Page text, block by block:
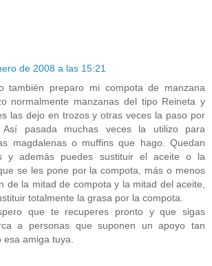
de 2008 a las 15:21
también preparo mi compota de manzana
normalmente manzanas del tipo Reineta y
las dejo en trozos y otras veces la paso por
Así pasada muchas veces la utilizo para
magdalenas o muffins que hago. Quedan
y además puedes sustituir el aceite o la
se les pone por la compota, más o menos
de la mitad de compota y la mitad del aceite,
totalmente la grasa por la compota.
que te recuperes pronto y que sigas
a personas que suponen un apoyo tan
amiga tuya.